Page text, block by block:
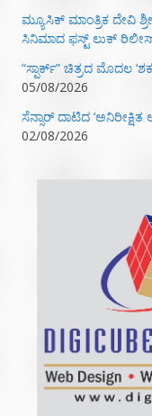
ಮ್ಯೂಸಿಕ್‌ ಮಾಂತ್ರಿಕ ದೇವಿ
ಸಿನಿಮಾದ ಫಸ್ಟ್‌ ಲುಕ್‌
“ಸ್ಪಾರ್ಕ್” ಚಿತ್ರದ ಮೊದಲ‌
05/08/2026
ಸೆನ್ಸಾರ್ ದಾಟಿದ
02/08/2026